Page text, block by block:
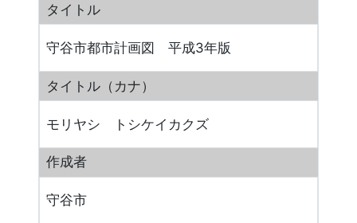
タイトル
守谷市都市計画図 平成3年版
タイトル（カナ）
モリヤシ トシケイカクズ
作成者
守谷市